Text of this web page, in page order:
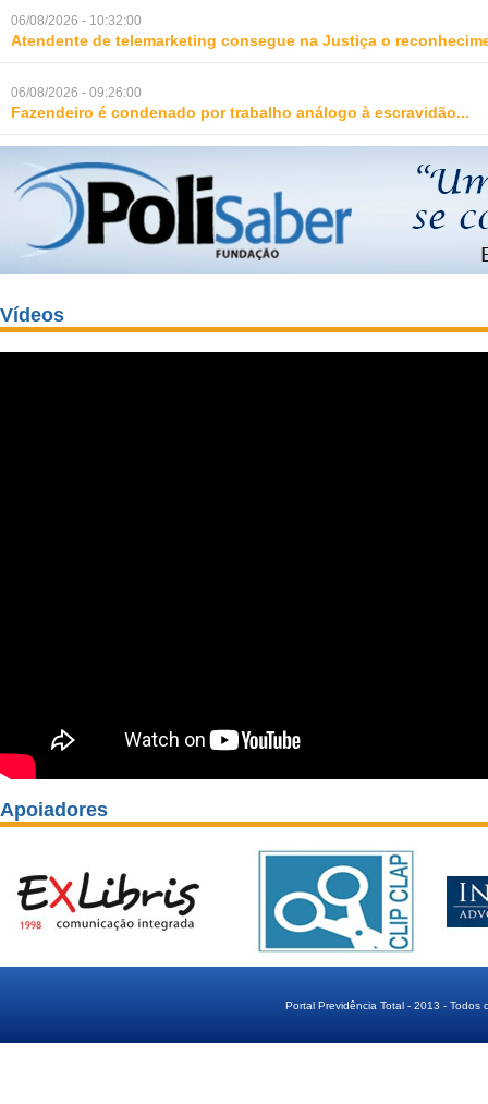
06/08/2026 - 10:32:00
Atendente de telemarketing consegue na Justiça o
06/08/2026 - 09:26:00
Fazendeiro é condenado por trabalho análogo à escravidão...
Vídeos
Apoiadores
Portal Previdência Total - 2013 - Todos